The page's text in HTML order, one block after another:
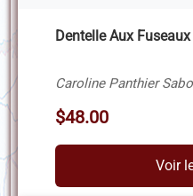
Dentelle Aux
Caroline Panthier
$48.00
Voir